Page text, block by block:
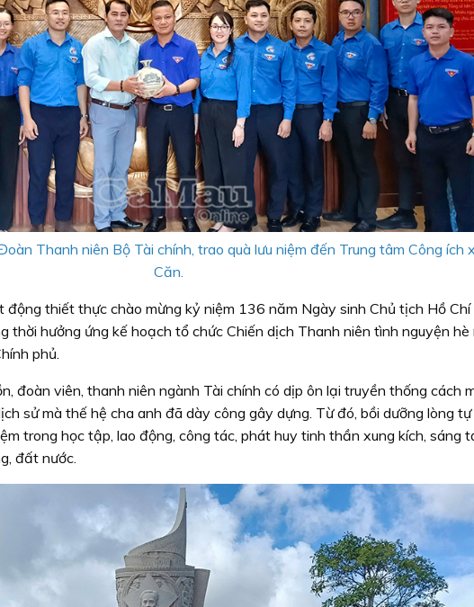
Thanh niên Bộ Tài chính, trao quà lưu niệm đến Trung tâm Công ích
Căn.
động thiết thực chào mừng kỷ niệm 136 năm Ngày sinh Chủ tịch Hồ Chí
hưởng ứng kế hoạch tổ chức Chiến dịch Thanh niên tình nguyện hè
phủ.
đoàn viên, thanh niên ngành Tài chính có dịp ôn lại truyền thống cách
sử mà thế hệ cha anh đã dày công gây dựng. Từ đó, bồi dưỡng lòng
trong học tập, lao động, công tác, phát huy tinh thần xung kích, sáng
đất nước.